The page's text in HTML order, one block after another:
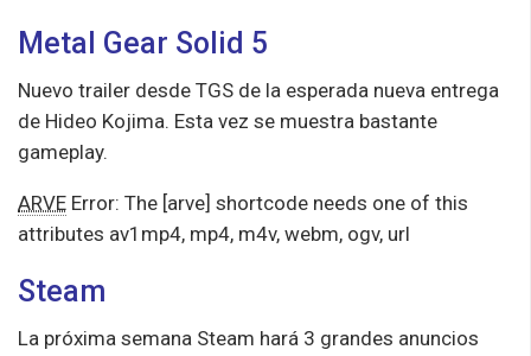
Metal Gear Solid 5
Nuevo trailer desde TGS de la esperada nueva entrega
de Hideo Kojima. Esta vez se muestra bastante
gameplay.
ARVE Error: The [arve] shortcode needs one of this
attributes av1mp4, mp4, m4v, webm, ogv, url
Steam
La próxima semana Steam hará 3 grandes anuncios